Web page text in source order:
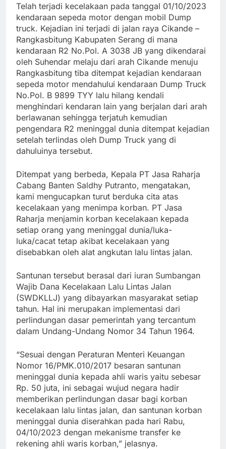
Telah terjadi kecelakaan pada tanggal 01/10/2023
kendaraan sepeda motor dengan mobil Dump
truck. Kejadian ini terjadi di jalan raya Cikande –
Rangkasbitung Kabupaten Serang di mana
kendaraan R2 No.Pol. A 3038 JB yang dikendarai
oleh Suhendar melaju dari arah Cikande menuju
Rangkasbitung tiba ditempat kejadian kendaraan
sepeda motor mendahului kendaraan Dump Truck
No.Pol. B 9899 TYY lalu hilang kendali
menghindari kendaran lain yang berjalan dari arah
berlawanan sehingga terjatuh kemudian
pengendara R2 meninggal dunia ditempat kejadian
setelah terlindas oleh Dump Truck yang di
dahuluinya tersebut.
Ditempat yang berbeda, Kepala PT Jasa Raharja
Cabang Banten Saldhy Putranto, mengatakan,
kami mengucapkan turut berduka cita atas
kecelakaan yang menimpa korban. PT Jasa
Raharja menjamin korban kecelakaan kepada
setiap orang yang meninggal dunia/luka-
luka/cacat tetap akibat kecelakaan yang
disebabkan oleh alat angkutan lalu lintas jalan.
Santunan tersebut berasal dari iuran Sumbangan
Wajib Dana Kecelakaan Lalu Lintas Jalan
(SWDKLLJ) yang dibayarkan masyarakat setiap
tahun. Hal ini merupakan implementasi dari
perlindungan dasar pemerintah yang tercantum
dalam Undang-Undang Nomor 34 Tahun 1964.
“Sesuai dengan Peraturan Menteri Keuangan
Nomor 16/PMK.010/2017 besaran santunan
meninggal dunia kepada ahli waris yaitu sebesar
Rp. 50 juta, ini sebagai wujud negara hadir
memberikan perlindungan dasar bagi korban
kecelakaan lalu lintas jalan, dan santunan korban
meninggal dunia diserahkan pada hari Rabu,
04/10/2023 dengan mekanisme transfer ke
rekening ahli waris korban,” jelasnya.